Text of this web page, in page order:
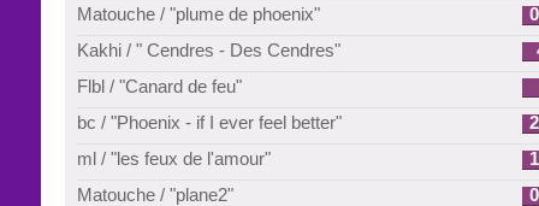
Matouche / "plume de phoenix"
0
Kakhi / " Cendres - Des Cendres"
Flbl / "Canard de feu"
bc / "Phoenix - if I ever feel better"
2
ml / "les feux de l'amour"
1
Matouche / "plane2"
0